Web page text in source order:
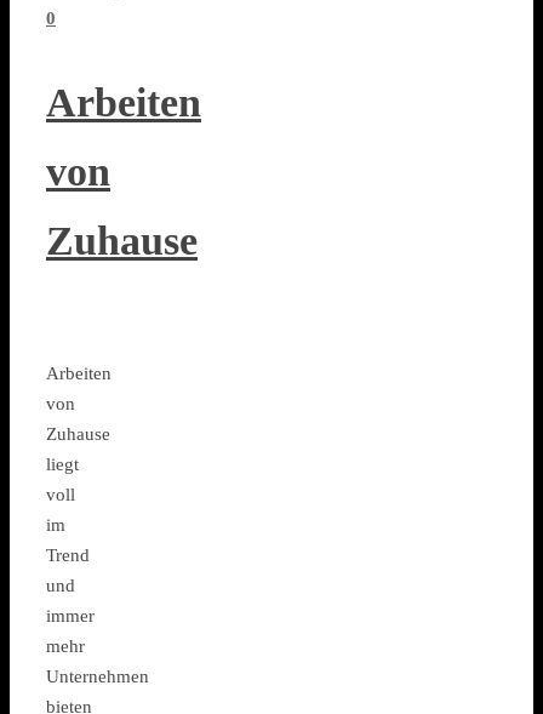
0
Arbeiten
von
Zuhause
Arbeiten
von
Zuhause
liegt
voll
im
Trend
und
immer
mehr
Unternehmen
bieten